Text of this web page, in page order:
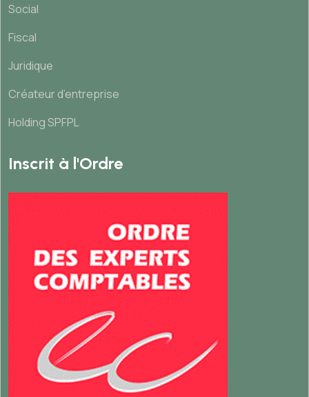
Social
Fiscal
Juridique
Créateur d’entreprise
Holding SPFPL
Inscrit à l'Ordre